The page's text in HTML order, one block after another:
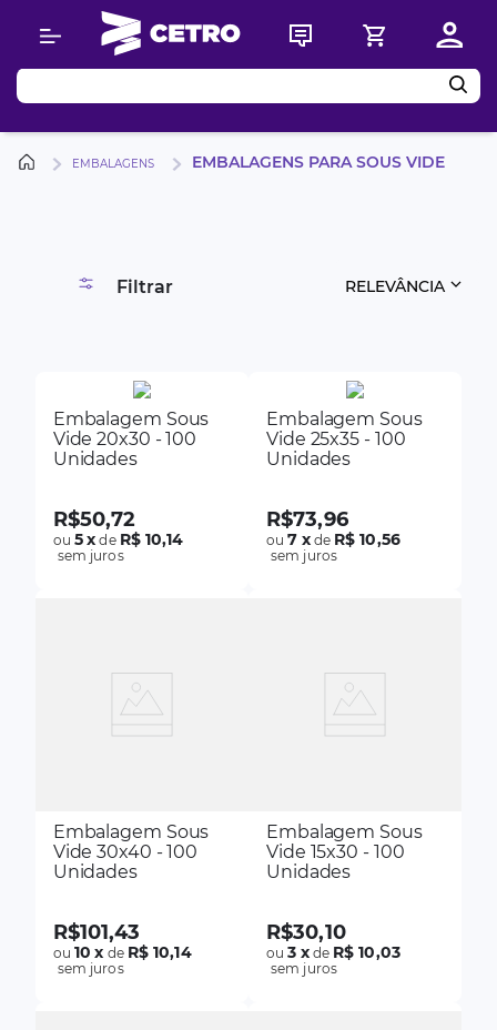
Buscar
EMBALAGENS EMBALAGENS PARA SOUS VIDE
Filtrar RELEVÂNCIA
Embalagem Sous
Vide 20x30 - 100
Unidades
R$50,72
ou5x de R$ 10,14
sem juros
Embalagem Sous
Vide 25x35 - 100
Unidades
R$73,96
ou7 xde R$ 10,56
sem juros
Embalagem Sous
Vide 30x40 - 100
Unidades
R$101,43
ou10 x de R$ 10,14
sem juros
Embalagem Sous
Vide 15x30 - 100
Unidades
R$30,10
ou3 xde R$ 10,03
sem juros